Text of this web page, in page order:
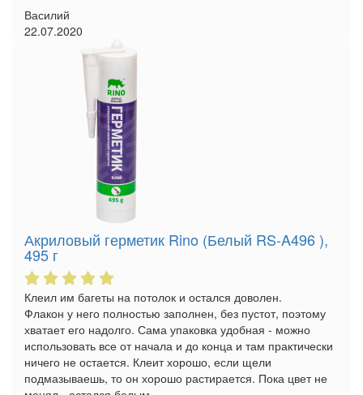
Василий
22.07.2020
Акриловый герметик Rino (Белый RS-A496 ),
495 г
Клеил им багеты на потолок и остался доволен.
Флакон у него полностью заполнен, без пустот, поэтому
хватает его надолго. Сама упаковка удобная - можно
использовать все от начала и до конца и там практически
ничего не остается. Клеит хорошо, если щели
подмазываешь, то он хорошо растирается. Пока цвет не